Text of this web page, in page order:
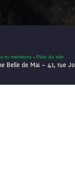
et mentions - Plan du site
Belle de Mai – 41, rue